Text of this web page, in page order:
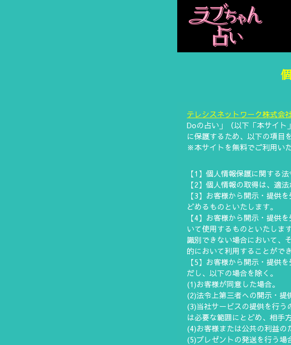
テレシスネットワーク株式会
Doの占い」（以下「本サイ
に保護するため、以下の項目
※本サイトを無料でご利用い
【1】個人情報保護に関する
【2】個人情報の取得は、適
【3】お客様から開示・提供
どめるものといたします。
【4】お客様から開示・提供
いて使用するものといたしま
識別できない場合において、
的において利用することがで
【5】お客様から開示・提供
だし、以下の場合を除く。
(1)お客様が同意した場合。
(2)法令上第三者への開示・提
(3)当社サービスの提供を行
は必要な範囲にとどめ、相手
(4)お客様または公共の利益の
(5)プレゼントの発送を行う場